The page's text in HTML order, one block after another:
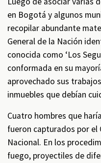
en Bogotá y algunos
recopilar abundante
General de la Nación
conocida como ‘Los
conformada en su
aprovechado sus
inmuebles que debían
Cuatro hombres que
fueron capturados por el
Nacional. En los
fuego, proyectiles de